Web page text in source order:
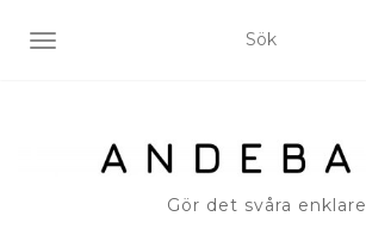
SLÅ PÅ/AV NAVIGERING
Gör det svåra enklare